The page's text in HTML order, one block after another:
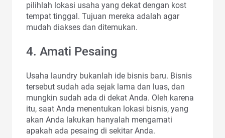
pilihlah lokasi usaha yang dekat dengan kost
tempat tinggal. Tujuan mereka adalah agar
mudah diakses dan ditemukan.
4. Amati Pesaing
Usaha laundry bukanlah ide bisnis baru. Bisnis
tersebut sudah ada sejak lama dan luas, dan
mungkin sudah ada di dekat Anda. Oleh karena
itu, saat Anda menentukan lokasi bisnis, yang
akan Anda lakukan hanyalah mengamati
apakah ada pesaing di sekitar Anda.